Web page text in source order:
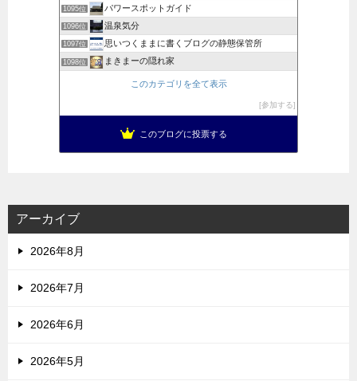
1095位 パワースポットガイド
1096位 温泉気分
1097位 思いつくままに書くブログの静態保管所
1098位 まきまーの隠れ家
このカテゴリを全て表示
参加する
このブログに投票する
アーカイブ
2026年8月
2026年7月
2026年6月
2026年5月